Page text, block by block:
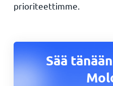
prioriteettimme.
Sää